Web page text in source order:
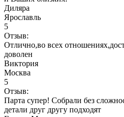
Диляра
Ярославль
5
Отзыв:
Отлично,во всех
доволен
Виктория
Москва
5
Отзыв:
Парта супер! Собрали без
детали друг другу подходят